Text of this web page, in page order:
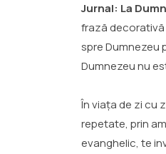
Jurnal: La
frază decorativă
spre Dumnezeu
Dumnezeu nu
În viața de zi cu
repetate, prin
evanghelic, te